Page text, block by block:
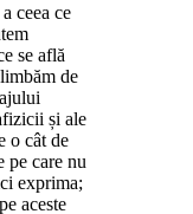
ceea ce
se află
de
și ale
o cât de
pe care nu
exprima;
aceste